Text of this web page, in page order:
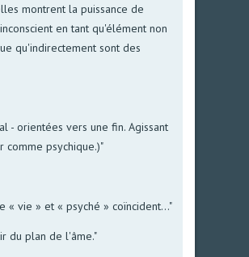
montrent la puissance de
en tant qu'élément non
qu'indirectement sont des
- orientées vers une fin. Agissant
comme psychique.)"
« vie » et « psyché » coïncident..."
du plan de l'âme."